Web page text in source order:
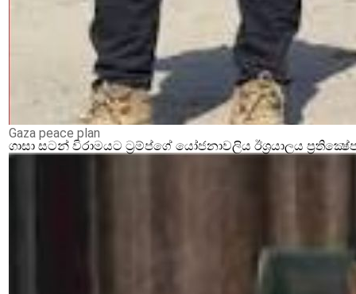
Gaza peace plan
ගාසා සටන් විරාමයට ට්‍රම්ප්ගේ යෝජනාවලිය ඊශ්‍රයාලය